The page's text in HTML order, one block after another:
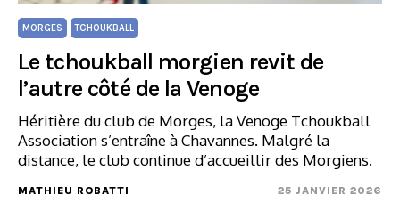
MORGES TCHOUKBALL
Le tchoukball morgien revit de
l’autre côté de la Venoge
Héritière du club de Morges, la Venoge Tchoukball
Association s’entraîne à Chavannes. Malgré la
distance, le club continue d’accueillir des Morgiens.
MATHIEU ROBATTI 25 JANVIER 2026